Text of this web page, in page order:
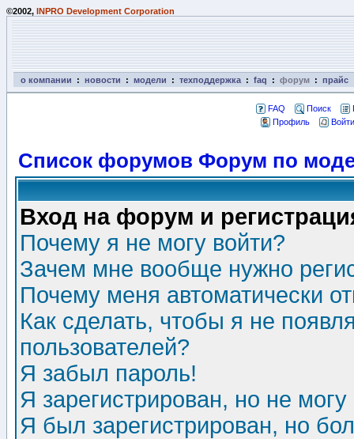
©2002, INPRO Development Corporation
о компании : новости : модели : техподдержка : faq : форум : прайс
FAQ Поиск
Профиль
Список форумов Форум по
Вход на форум и
Почему я не могу войти?
Зачем мне вообще нужно
Почему меня автоматически
Как сделать, чтобы я не
пользователей?
Я забыл пароль!
Я зарегистрирован, но не могу
Я был зарегистрирован, но